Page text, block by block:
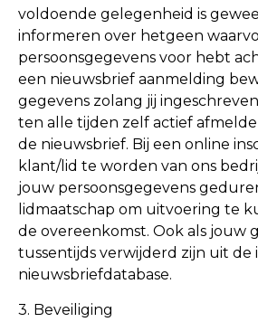
voldoende gelegenheid is
informeren over hetgeen
persoonsgegevens voor hebt
een nieuwsbrief aanmelding
gegevens zolang jij
ten alle tijden zelf actief
de nieuwsbrief. Bij een online
klant/lid te worden van ons
jouw persoonsgegevens
lidmaatschap om uitvoering te
de overeenkomst. Ook als jouw
tussentijds verwijderd zijn uit de
nieuwsbriefdatabase.
3. Beveiliging